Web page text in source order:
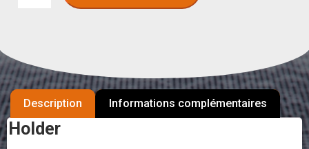
Description Informations complémentaires
Holder